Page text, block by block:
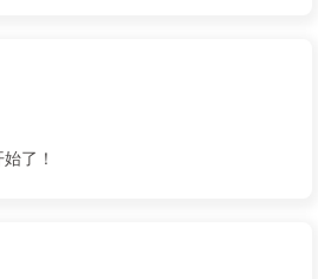
了！